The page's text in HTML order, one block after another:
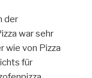
der
war sehr
wie von Pizza
für